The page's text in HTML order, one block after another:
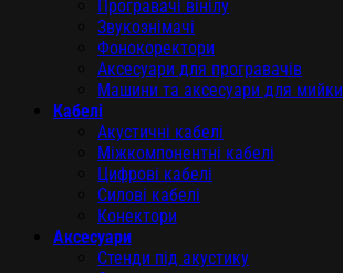
Програвачі вінілу
Звукознімачі
Фонокоректори
Аксесуари для програвачів
Машини та аксесуари для мийки
Кабелі
Акустичні кабелі
Міжкомпонентні кабелі
Цифрові кабелі
Силові кабелі
Конектори
Аксесуари
Стенди під акустику